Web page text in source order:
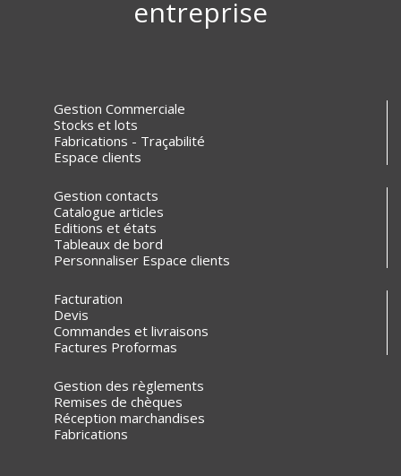
entreprise
Gestion Commerciale
Stocks et lots
Fabrications - Traçabilité
Espace clients
Gestion contacts
Catalogue articles
Editions et états
Tableaux de bord
Personnaliser Espace clients
Facturation
Devis
Commandes et livraisons
Factures Proformas
Gestion des règlements
Remises de chèques
Réception marchandises
Fabrications